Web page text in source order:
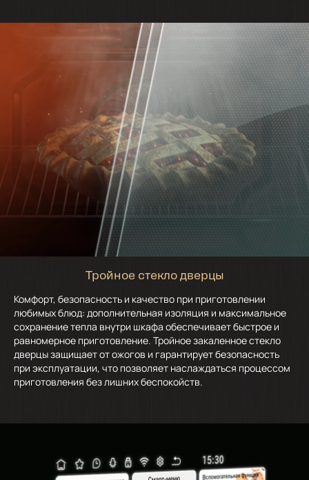
Тройное стекло дверцы
Комфорт, безопасность и качество при приготовлении
любимых блюд: дополнительная изоляция и максимальное
сохранение тепла внутри шкафа обеспечивает быстрое и
равномерное приготовление. Тройное закаленное стекло
дверцы защищает от ожогов и гарантирует безопасность
при эксплуатации, что позволяет наслаждаться процессом
приготовления без лишних беспокойств.